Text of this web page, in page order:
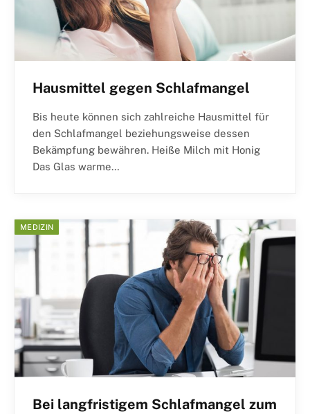
Hausmittel gegen Schlafmangel
Bis heute können sich zahlreiche Hausmittel für
den Schlafmangel beziehungsweise dessen
Bekämpfung bewähren. Heiße Milch mit Honig
Das Glas warme…
MEDIZIN
Bei langfristigem Schlafmangel zum